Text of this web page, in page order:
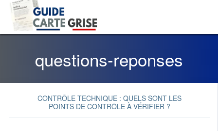
questions-reponses
CONTRÔLE TECHNIQUE : QUELS SONT LES
POINTS DE CONTRÔLE À VÉRIFIER ?